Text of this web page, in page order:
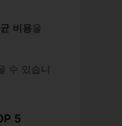
비용을
수 있습니
5